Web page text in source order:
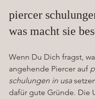
piercer
was macht sie
Wenn Du Dich fragst,
angehende Piercer auf
schulungen in usa
dafür gute Gründe. Die